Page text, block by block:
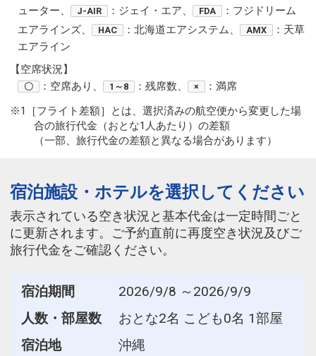
ューター、
J-AIR ：ジェイ・エア、 FDA
：フジドリーム
エアラインズ、
HAC ：北海道エアシステム、 AMX
：天草
エアライン
【空席状況】
〇 ：空席あり、 1～8 ：残席数、 ×
：満席
※1［フライト差額］とは、選択済みの航空便から変更した場
合の旅行代金（おとな1人あたり）の差額
（一部、旅行代金の差額と異なる場合があります）
宿泊施設・ホテルを選択してください
表示されている空き状況と基本代金は一定時間ごと
に更新されます。ご予約直前に再度空き状況及びご
旅行代金をご確認ください。
宿泊期間
2026/9/8 ～2026/9/9
人数・部屋数
おとな2名 こども0名 1部屋
宿泊地
沖縄